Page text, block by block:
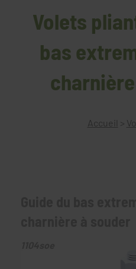
Volets
bas
Accueil >